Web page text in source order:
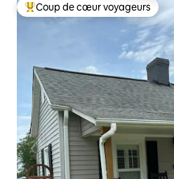
Coups de cœur voyageurs les
Coup de cœur voyageurs